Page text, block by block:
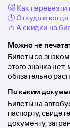
🐱 Как перевезти
🕔 Откуда и
👛 А скидки на
Можно не
Билеты со знаком
этого значка
обязательно
По каким
Билеты на
паспорту,
документу,